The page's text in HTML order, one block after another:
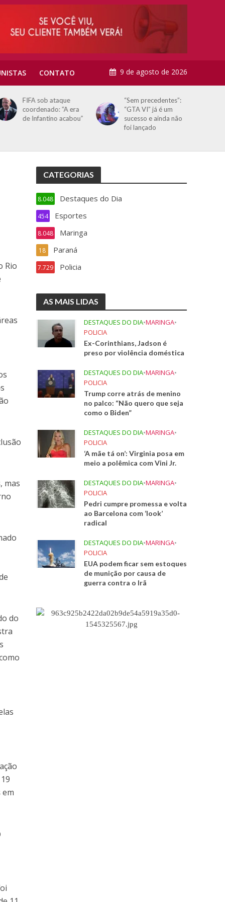
CONTATO 9 de agosto de 2026
FIFA sob ataque
coordenado: “A era
de Infantino acabou”
“Sem precedentes”:
“GTA VI” já é um
sucesso e ainda não
foi lançado
Rio
mas
do
em
CATEGORIAS
Destaques do Dia
8.048
Esportes
454
Maringa
8.048
Paraná
18
Policia
7.729
AS MAIS LIDAS
DESTAQUES DO DIA•MARINGA•
POLICIA
Ex-Corinthians, Jadson é
preso por violência doméstica
DESTAQUES DO DIA•MARINGA•
POLICIA
Trump corre atrás de menino
no palco: “Não quero que seja
como o Biden”
DESTAQUES DO DIA•MARINGA•
POLICIA
‘A mãe tá on’: Virginia posa em
meio a polêmica com Vini Jr.
DESTAQUES DO DIA•MARINGA•
POLICIA
Pedri cumpre promessa e volta
ao Barcelona com ‘look’
radical
DESTAQUES DO DIA•MARINGA•
POLICIA
EUA podem ficar sem estoques
de munição por causa de
guerra contra o Irã